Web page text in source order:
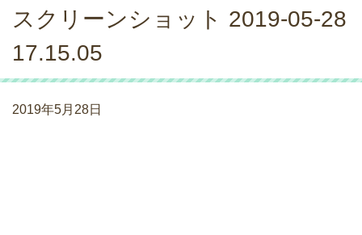
スクリーンショット 2019-05-28
17.15.05
2019年5月28日